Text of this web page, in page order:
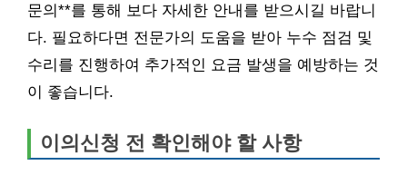
문의**를 통해 보다 자세한 안내를 받으시길 바랍니
다. 필요하다면 전문가의 도움을 받아 누수 점검 및
수리를 진행하여 추가적인 요금 발생을 예방하는 것
이 좋습니다.
이의신청 전 확인해야 할 사항